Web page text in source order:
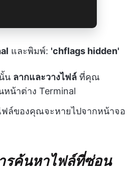
และพิมพ์: 'chflags hidden'
น ลากและวางไฟล์ ที่คุณ
หน้าต่าง Terminal
ฟล์ของคุณจะหายไปจากหน้าจอ
รค้นหาไฟล์ที่ซ่อน